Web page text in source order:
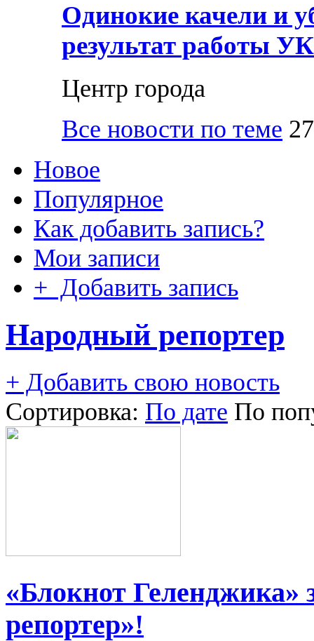
Одинокие качели и
результат работы
Центр города
Все новости по теме
Новое
Популярное
Как добавить запись?
Мои записи
+ Добавить запись
Народный репортер
+ Добавить свою новость
Сортировка: По дате По
«Блокнот Геленджика»
репортер»!